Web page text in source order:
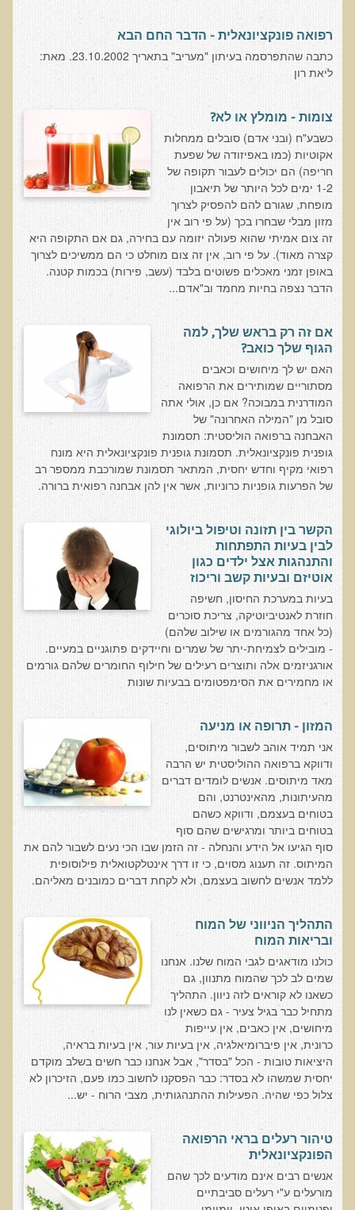
רשימת תוצרת מרוססת
רשימת מאכלים המכילים חומצה אוקסלית
דף כספית
עשרת המזונות
עדויות מטופלים
תודה לך דוקטור על חוויה נהדרת
אדם ורופא שנותן לי אלטרנטיבה אחרת ממה שהרופאים שפגשתי נתנו
לי
ירדתי ל- 2 מגנזיום גליצינייט ליום ולא לקחתי את הלית'נייז כבר חודש
​תודה לך עדיאל על הפגישה היום. מאד שמחתי על האווירה האופטימית
אנחנו מאושרים מאוד שביצענו ואת הבדיקה וממליצים בחום לכל מי
שסובל לעשות אותה.
הבריאות של כל המשפחה השתפרה
אסירי תודה לך על השבת הבריאות שלנו
תודה דר' עדיאל שהצלת את חיי!
אודות
ענבל ליבסקי, Bsc, ND
ד"ר גבריאל שמלוב MD
ד"ר עדיאל תל-אורן
ד"ר שולמית לוריא (MD)
איפה נמצא ד"ר תל-אורן
אקופוליטן רשת בינ"ל לבריאות האדם והסביבה
מיהו ד"ר עדיאל תל-אורן
הארגון למזעור החשיפה האלקטרומגנטית
מרפ"י - המרכז לרפואה פונקציונאלית בישראל
הארגון העולמי לבריאות נפשית פונקציונאלית
הקלה בדיכאון חמור
חקר יוחסין חוצה דורות MTTG
דיטוקסיפיקציה של הנפש EMDR
הארגון הישראלי לרפואת שיניים פונקציונאלית
תסמונת הנוירון הוקסי
מחקרים וספרות מדעית
רפואת שיניים ללא כספית ואמלגם
גולשים ממליצים
צור קשר
סדנאות מעמיקות להסמכה
טיהור רעלים
שאלות ותשובות מסדנת טיהור רעלים
רפואה פונקציונאלית - הדבר החם הבא
כתבה שהתפרסמה בעיתון "מעריב" בתאריך 23.10.2002. מאת:
ליאת רון
צומות - מומלץ או לא?
כשבע"ח (ובני אדם) סובלים ממחלות
אקוטיות (כמו באפיזודה של שפעת
חריפה) הם יכולים לעבור תקופה של
1-2 ימים לכל היותר של תיאבון
מופחת, שגורם להם להפסיק לצרוך
מזון מבלי שבחרו בכך (על פי רוב אין
זה צום אמיתי שהוא פעולה יזומה עם בחירה, גם אם התקופה היא
קצרה מאוד). על פי רוב, אין זה צום מוחלט כי הם ממשיכים לצרוך
באופן זמני מאכלים פשוטים בלבד (עשב, פירות) בכמות קטנה.
הדבר נצפה בחיות מחמד וב"אדם...
אם זה רק בראש שלך, למה
הגוף שלך כואב?
האם יש לך מיחושים וכאבים
מסתוריים שמותירים את הרפואה
המודרנית במבוכה? אם כן, אולי אתה
סובל מן "המילה האחרונה" של
האבחנה ברפואה הוליסטית: תסמונת
גופנית פונקציונאלית. תסמונת גופנית פונקציונאלית היא מונח
רפואי מקיף וחדש יחסית, המתאר תסמונת שמורכבת ממספר רב
של הפרעות גופניות כרוניות, אשר אין להן אבחנה רפואית ברורה.
הקשר בין תזונה וטיפול ביולוגי
לבין בעיות התפתחות
והתנהגות אצל ילדים כגון
אוטיזם ובעיות קשב וריכוז
בעיות במערכת החיסון, חשיפה
חוזרת לאנטיביוטיקה, צריכת סוכרים
(כל אחד מהגורמים או שילוב שלהם)
- מובילים לצמיחת-יתר של שמרים וחיידקים פתוגניים במעיים.
אורגניזמים אלה ותוצרים רעילים של חילוף החומרים שלהם גורמים
או מחמירים את הסימפטומים בבעיות שונות
המזון - תרופה או מניעה
אני תמיד אוהב לשבור מיתוסים,
ודווקא ברפואה ההוליסטית יש הרבה
מאד מיתוסים. אנשים לומדים דברים
מהעיתונות, מהאינטרנט, והם
בטוחים בעצמם, ודווקא כשהם
בטוחים ביותר ומרגישים שהם סוף
סוף הגיעו אל הידע והנחלה - זה הזמן שבו הכי נעים לשבור להם את
המיתוס. זה תענוג מסוים, כי זו דרך אינטלקטואלית פילוסופית
ללמד אנשים לחשוב בעצמם, ולא לקחת דברים כמובנים מאליהם.
התהליך הניווני של המוח
ובריאות המוח
כולנו מודאגים לגבי המוח שלנו. אנחנו
שמים לב לכך שהמוח מתנוון, גם
כשאנו לא קוראים לזה ניוון. התהליך
מתחיל כבר בגיל צעיר - גם כשאין לנו
מיחושים, אין כאבים, אין עייפות
כרונית, אין פיברומיאלגיה, אין בעיות עור, אין בעיות בראיה,
היציאות טובות - הכל "בסדר", אבל אנחנו כבר חשים בשלב מוקדם
יחסית שמשהו לא בסדר: כבר הפסקנו לחשוב כמו פעם, הזיכרון לא
צלול כפי שהיה. הפעילות ההתנהגותית, מצבי הרוח - יש...
טיהור רעלים בראי הרפואה
הפונקציונאלית
אנשים רבים אינם מודעים לכך שהם
מורעלים ע"י רעלים סביבתיים